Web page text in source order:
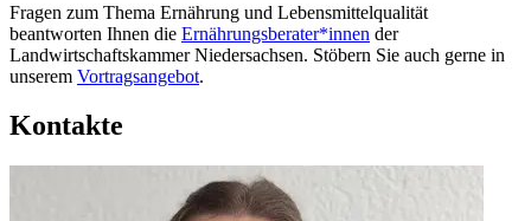
Fragen zum Thema Ernährung und Lebensmittelqualität
beantworten Ihnen die Ernährungsberater*innen der
Landwirtschaftskammer Niedersachsen. Stöbern Sie auch gerne in
unserem Vortragsangebot.
Kontakte